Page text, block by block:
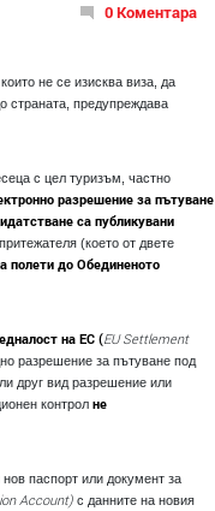
0 Коментара
не се изисква виза, да
страната, предупреждава
с цел туризъм, частно
разрешение за пътуване
са публикувани
(което от двете
полети до Обединеното
на ЕС (EU Settlement
разрешение за пътуване под
друг вид разрешение или
контрол не
паспорт или документ за
Account) с данните на новия